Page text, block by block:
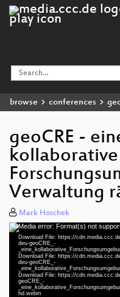
browse conferences
geoCRE -
kollaborative
Verwaltung
Mark Hoschek
Video
Player
Media error: Format(s) not
Download File: https://
deu-geoCRE_-
Download File: https://
deu-geoCRE_-
Download File: https://
geoCRE_-
hd.webm